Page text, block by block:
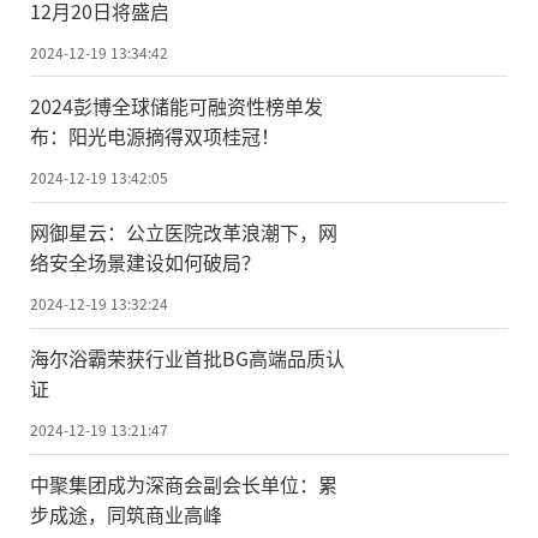
12月20日将盛启
2024-12-19 13:34:42
2024彭博全球储能可融资性榜单发
布：阳光电源摘得双项桂冠！
2024-12-19 13:42:05
网御星云：公立医院改革浪潮下，网
络安全场景建设如何破局？
2024-12-19 13:32:24
海尔浴霸荣获行业首批BG高端品质认
证
2024-12-19 13:21:47
中聚集团成为深商会副会长单位：累
步成途，同筑商业高峰